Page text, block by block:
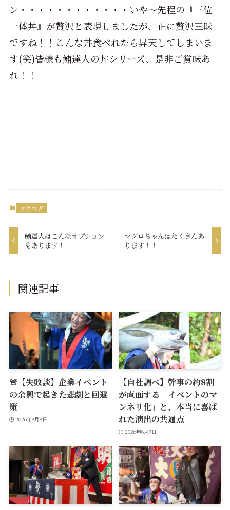
ン・・・・・・・・・・・・いや～先程の『三位
一体丼』が贅沢と表現しましたが、正に贅沢三昧
ですね！！こんな丼食べれたら昇天してしまいま
す(笑)皆様も鮪達人の丼シリーズ、是非ご賞味あ
れ！！
マグログ
鮪達人はこんなオプション
もあります！
マグロちゃんはたくさんあ
ります！！
関連記事
🚨【失敗談】企業イベント
の余興で起きた悲劇と回避
策
2026年8月8日
【自社調べ】幹事の約8割
が直面する「イベントのマ
ンネリ化」と、本当に喜ば
れた演出の共通点
2026年8月7日